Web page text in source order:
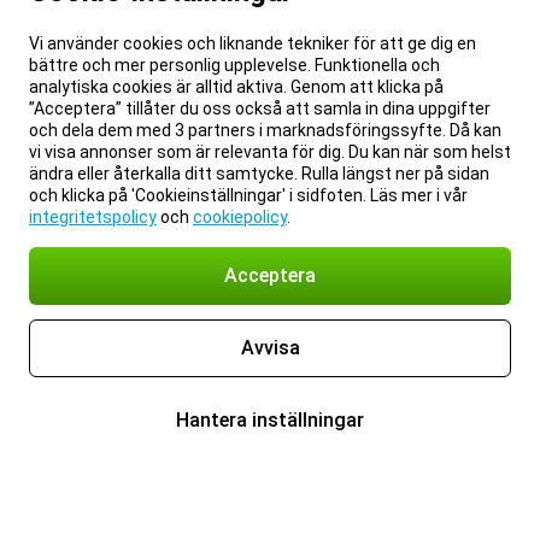
Vi använder cookies och liknande tekniker för att ge dig en
bättre och mer personlig upplevelse. Funktionella och
analytiska cookies är alltid aktiva. Genom att klicka på
”Acceptera” tillåter du oss också att samla in dina uppgifter
och dela dem med 3 partners i marknadsföringssyfte. Då kan
vi visa annonser som är relevanta för dig. Du kan när som helst
ändra eller återkalla ditt samtycke. Rulla längst ner på sidan
och klicka på 'Cookieinställningar' i sidfoten. Läs mer i vår
integritetspolicyoch cookiepolicy.
Acceptera
Avvisa
Hantera inställningar